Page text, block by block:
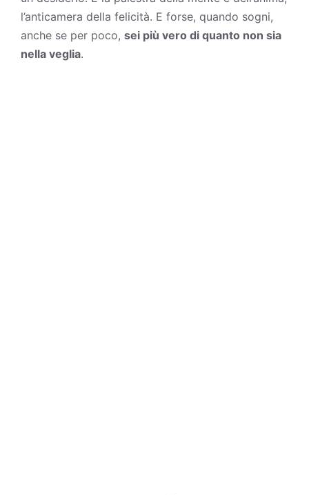
l’anticamera della felicità. E forse, quando sogni,
anche se per poco, sei più vero di quanto non sia
nella veglia.